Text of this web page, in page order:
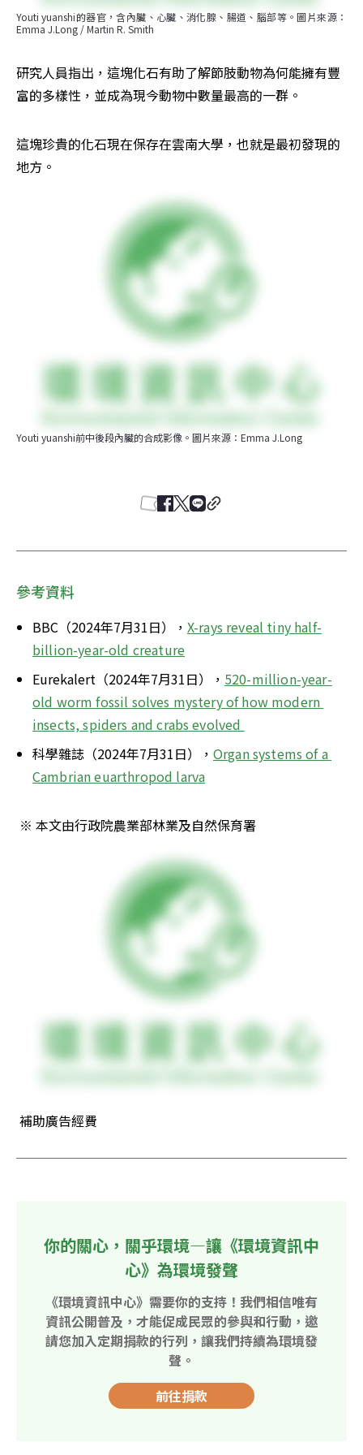
Youti yuanshi的器官，含內臟、心臟、消化腺、腸道、腦部等。圖片來源：
Emma J.Long / Martin R. Smith
研究人員指出，這塊化石有助了解節肢動物為何能擁有豐
富的多樣性，並成為現今動物中數量最高的一群。
這塊珍貴的化石現在保存在雲南大學，也就是最初發現的
地方。
Youti yuanshi前中後段內臟的合成影像。圖片來源：Emma J.Long
參考資料
BBC（2024年7月31日）， X-rays reveal tiny half-
billion-year-old creature
Eurekalert（2024年7月31日）， 520-million-year-
old worm fossil solves mystery of how modern
insects, spiders and crabs evolved
科學雜誌（2024年7月31日）， Organ systems of a
Cambrian euarthropod larva
※ 本文由行政院農業部林業及自然保育署
補助廣告經費
你的關心，關乎環境—讓《環境資訊中
心》為環境發聲
《環境資訊中心》需要你的支持！我們相信唯有
資訊公開普及，才能促成民眾的參與和行動，邀
請您加入定期捐款的行列，讓我們持續為環境發
聲。
前往捐款